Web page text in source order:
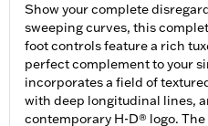
Show your complete
sweeping curves, this
foot controls feature a rich
perfect complement to your
incorporates a field of
with deep longitudinal lines,
contemporary H-D® logo.